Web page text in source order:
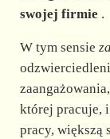
swojej firmie .
W tym sensie
której pracuje, i
pracy, większą